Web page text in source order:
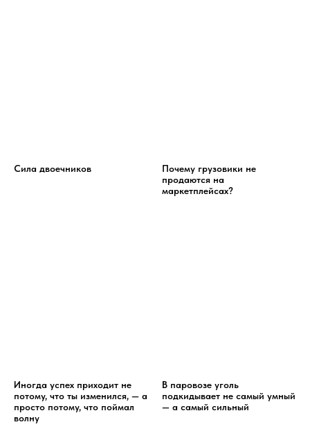
Сила двоечников
Почему грузовики не
продаются на
маркетплейсах?
Иногда успех приходит не
потому, что ты изменился, — а
просто потому, что поймал
волну
В паровозе уголь
подкидывает не самый умный
— а самый сильный